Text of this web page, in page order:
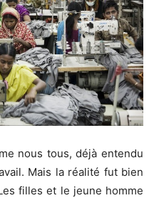
nous tous, déjà entendu
Mais la réalité fut bien
filles et le jeune homme